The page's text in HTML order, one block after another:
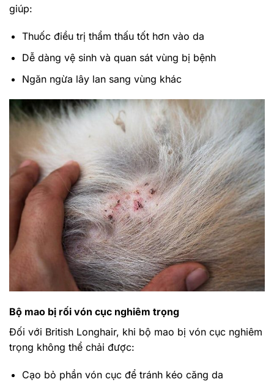
giúp:
Thuốc điều trị thẩm thấu tốt hơn vào da
Dễ dàng vệ sinh và quan sát vùng bị bệnh
Ngăn ngừa lây lan sang vùng khác
Bộ mao bị rối vón cục nghiêm trọng
Đối với British Longhair, khi bộ mao bị vón cục nghiêm
trọng không thể chải được:
Cạo bỏ phần vón cục để tránh kéo căng da